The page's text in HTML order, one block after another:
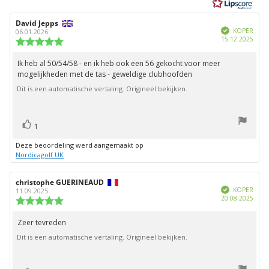
5
Auteur
van
deze
beoordeling:
David Jepps
06.01.2026
uit
5
sterren
Geverifieerd
KOPER
15.12.2025
Beoordelingstekst:
Ik heb al 50/54/58 - en ik heb ook een 56 gekocht voor meer
mogelijkheden met de tas - geweldige clubhoofden
Dit is een automatische vertaling. Origineel bekijken.
Stem
omhoog
1
Deze beoordeling werd aangemaakt op
Nordicagolf UK
Auteur
van
deze
beoordeling:
christophe GUERINEAUD
11.09.2025
uit
5
sterren
Geverifieerd
KOPER
20.08.2025
Beoordelingstekst:
Zeer tevreden
Dit is een automatische vertaling. Origineel bekijken.